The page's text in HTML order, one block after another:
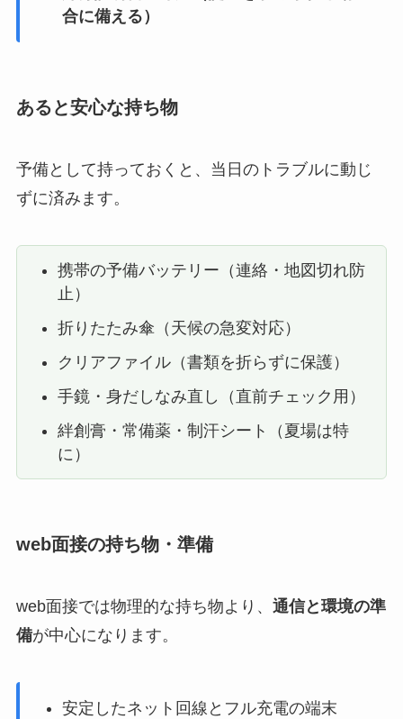
合に備える）
あると安心な持ち物
予備として持っておくと、当日のトラブルに動じ
ずに済みます。
携帯の予備バッテリー（連絡・地図切れ防
止）
折りたたみ傘（天候の急変対応）
クリアファイル（書類を折らずに保護）
手鏡・身だしなみ直し（直前チェック用）
絆創膏・常備薬・制汗シート（夏場は特
に）
web面接の持ち物・準備
web面接では物理的な持ち物より、 通信と環境の準
備が中心になります。
安定したネット回線とフル充電の端末